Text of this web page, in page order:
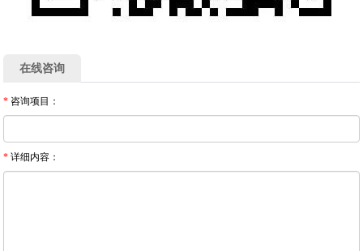
在线咨询
* 咨询项目：
* 详细内容：